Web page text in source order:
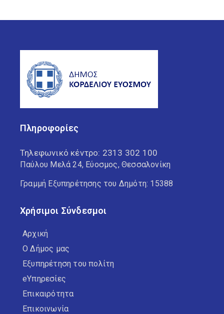
Πληροφορίες
Τηλεφωνικό κέντρο: 2313 302 100
Παύλου Μελά 24, Εύοσμος, Θεσσαλονίκη
Γραμμή Εξυπηρέτησης του Δημότη: 15388
Χρήσιμοι Σύνδεσμοι
Αρχική
Ο Δήμος μας
Εξυπηρέτηση του πολίτη
eΥπηρεσίες
Επικαιρότητα
Επικοινωνία